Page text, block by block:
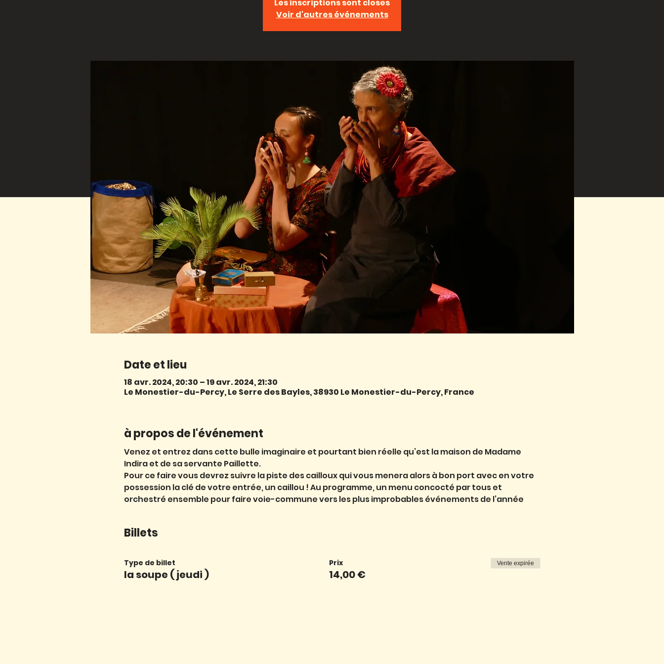
Les inscriptions sont closes
Voir d'autres événements
Date et lieu
18 avr. 2024, 20:30 – 19 avr. 2024, 21:30
Le Monestier-du-Percy, Le Serre des Bayles, 38930 Le Monestier-du-Percy, France
à propos de l'événement
Venez et entrez dans cette bulle imaginaire et pourtant bien réelle qu’est la maison de Madame
Indira et de sa servante Paillette.
Pour ce faire vous devrez suivre la piste des cailloux qui vous menera alors à bon port avec en votre
possession la clé de votre entrée, un caillou ! Au programme, un menu concocté par tous et
orchestré ensemble pour faire voie-commune vers les plus improbables événements de l’année
Billets
Type de billet
la soupe ( jeudi )
Prix
14,00 €
Vente expirée